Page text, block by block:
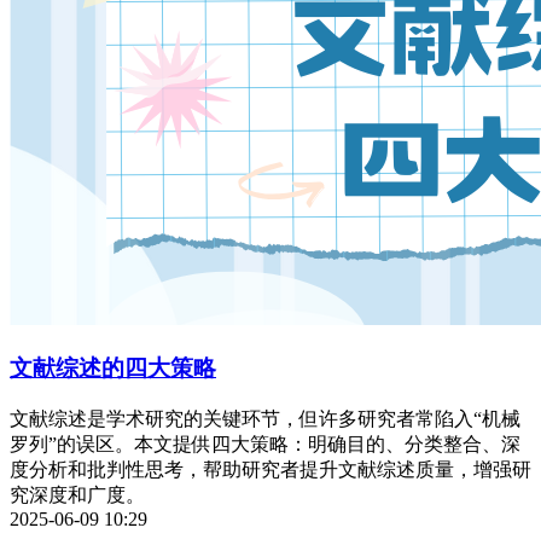
文献综述的四大策略
文献综述是学术研究的关键环节，但许多研究者常陷入“机械
罗列”的误区。本文提供四大策略：明确目的、分类整合、深
度分析和批判性思考，帮助研究者提升文献综述质量，增强研
究深度和广度。
2025-06-09 10:29